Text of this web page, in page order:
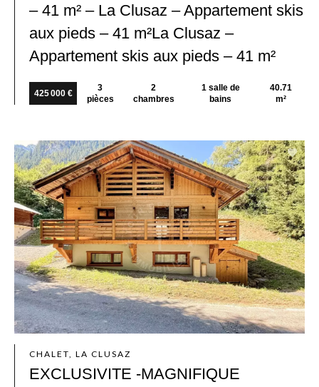
– 41 m² – La Clusaz – Appartement skis
aux pieds – 41 m²La Clusaz –
Appartement skis aux pieds – 41 m²
425 000 €
3
pièces
2
chambres
1 salle de
bains
40.71
m²
CHALET, LA CLUSAZ
EXCLUSIVITE -MAGNIFIQUE